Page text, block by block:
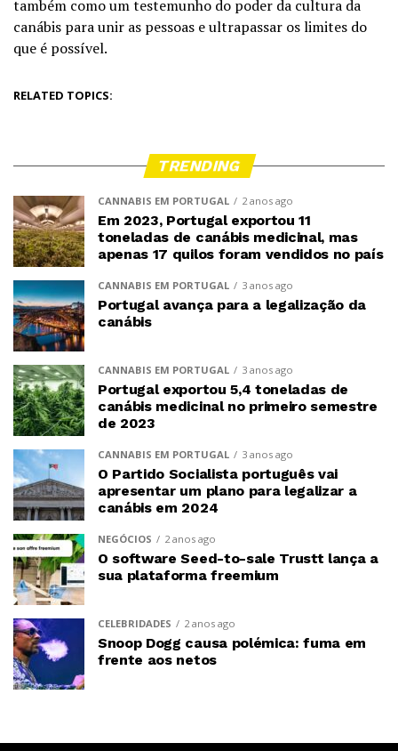
também como um testemunho do poder da cultura da
canábis para unir as pessoas e ultrapassar os limites do
que é possível.
RELATED TOPICS:
TRENDING
CANNABIS EM PORTUGAL 2 anos ago
Em 2023, Portugal exportou 11
toneladas de canábis medicinal, mas
apenas 17 quilos foram vendidos no país
CANNABIS EM PORTUGAL 3 anos ago
Portugal avança para a legalização da
canábis
CANNABIS EM PORTUGAL 3 anos ago
Portugal exportou 5,4 toneladas de
canábis medicinal no primeiro semestre
de 2023
CANNABIS EM PORTUGAL 3 anos ago
O Partido Socialista português vai
apresentar um plano para legalizar a
canábis em 2024
NEGÓCIOS 2 anos ago
O software Seed-to-sale Trustt lança a
sua plataforma freemium
CELEBRIDADES 2 anos ago
Snoop Dogg causa polémica: fuma em
frente aos netos